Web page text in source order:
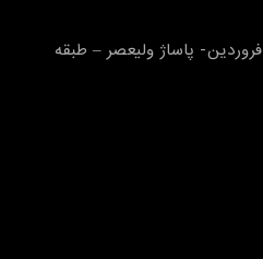
دامغان-میدان امام- خیابان 12 فروردین- پاساژ ولیعصر – طبقه